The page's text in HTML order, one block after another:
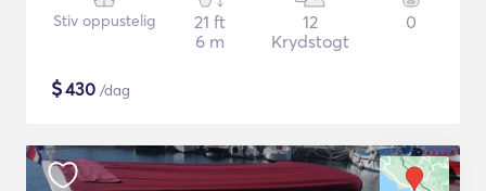
Stiv oppustelig
21 ft
6 m
12
Krydstogt
0
$430 /dag